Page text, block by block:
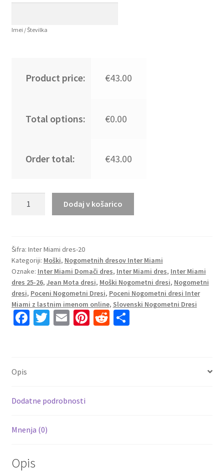
Imei / Številka
Product price: €43.00
Total options: €0.00
Order total: €43.00
dresi
kompleti
Inter
Miami
CF
Gostujoči
2025-
7
Dodaj v košarico
Šifra: Inter Miami dres-20
Kategoriji: Moški, Nogometnih dresov Inter Miami
Oznake: Inter Miami Domači dres, Inter Miami dres, Inter Miami
dres 25-26, Jean Mota dresi, Moški Nogometni dresi, Nogometni
dresi, Poceni Nogometni Dresi, Poceni Nogometni dresi Inter
Miami z lastnim imenom online, Slovenski Nogometni Dresi
Fa
k
T E Pi R S
Opis
Dodatne podrobnosti
Mnenja (0)
Opis